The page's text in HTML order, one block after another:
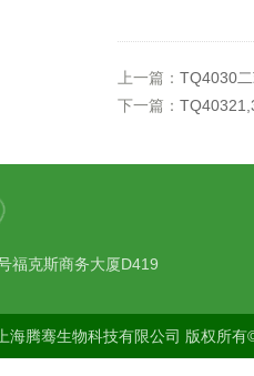
上一篇： TQ4030
下一篇：
福克斯商务大厦D419
上海腾骞生物科技有限公司 版权所